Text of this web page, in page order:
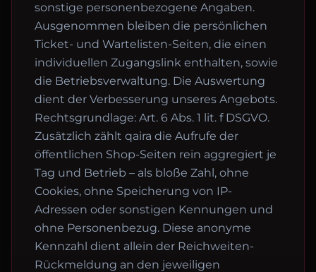
sonstige personenbezogene Angaben.
Ausgenommen bleiben die persönlichen
Ticket- und Wartelisten-Seiten, die einen
individuellen Zugangslink enthalten, sowie
die Betriebsverwaltung. Die Auswertung
dient der Verbesserung unseres Angebots.
Rechtsgrundlage: Art. 6 Abs. 1 lit. f DSGVO.
Zusätzlich zählt qaira die Aufrufe der
öffentlichen Shop-Seiten rein aggregiert je
Tag und Betrieb – als bloße Zahl, ohne
Cookies, ohne Speicherung von IP-
Adressen oder sonstigen Kennungen und
ohne Personenbezug. Diese anonyme
Kennzahl dient allein der Reichweiten-
Rückmeldung an den jeweiligen